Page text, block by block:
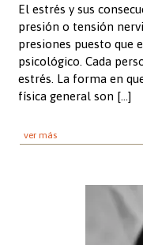
El estrés y sus
presión o tensión
presiones puesto que
psicológico. Cada
estrés. La forma en
física general son […]
ver más